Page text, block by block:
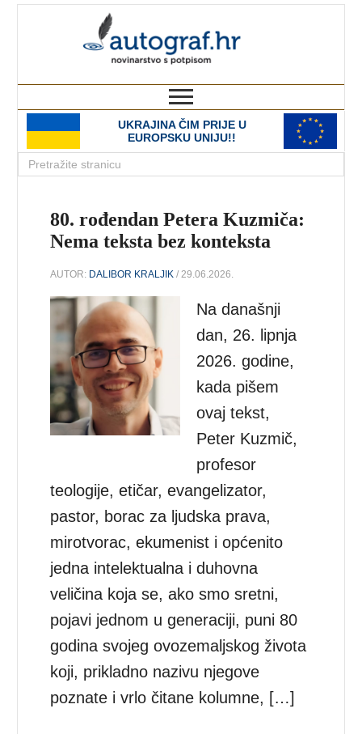
UKRAJINA ČIM PRIJE U
EUROPSKU UNIJU!!
80. rođendan Petera Kuzmiča:
Nema teksta bez konteksta
AUTOR: DALIBOR KRALJIK / 29.06.2026.
Na današnji
dan, 26. lipnja
2026. godine,
kada pišem
ovaj tekst,
Peter Kuzmič,
profesor
teologije, etičar, evangelizator,
pastor, borac za ljudska prava,
mirotvorac, ekumenist i općenito
jedna intelektualna i duhovna
veličina koja se, ako smo sretni,
pojavi jednom u generaciji, puni 80
godina svojeg ovozemaljskog života
koji, prikladno nazivu njegove
poznate i vrlo čitane kolumne, […]